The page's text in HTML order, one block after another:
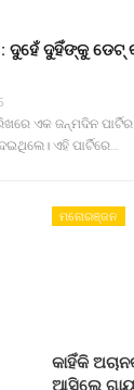
ଦୁହିଁଙ୍କୁ ଡେଟ୍
ଏକ ଜନ୍ମଦିନ
ଏହି ପାର୍ଟିରେ…
ମନୋରଞ୍ଜନ
କାହିଁକି
ଆସିଲେ